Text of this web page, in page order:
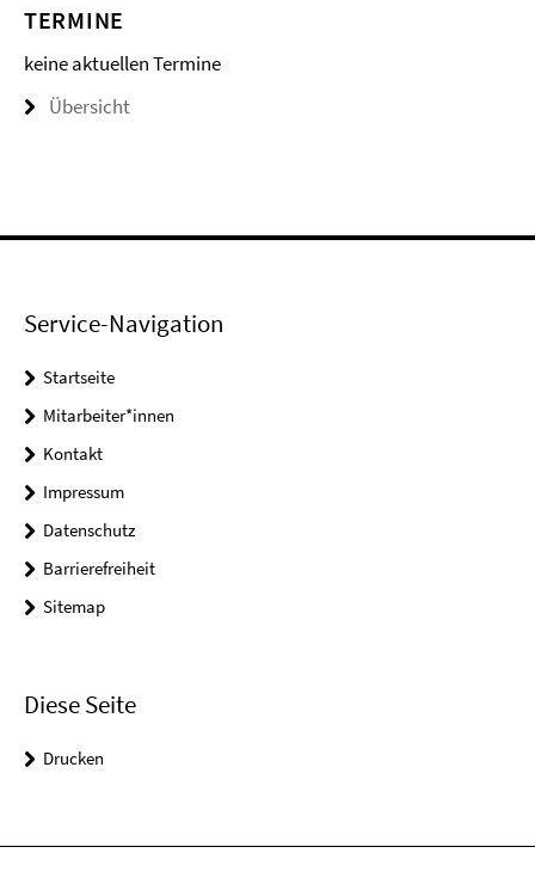
TERMINE
keine aktuellen Termine
Übersicht
Service-Navigation
Startseite
Mitarbeiter*innen
Kontakt
Impressum
Datenschutz
Barrierefreiheit
Sitemap
Diese Seite
Drucken